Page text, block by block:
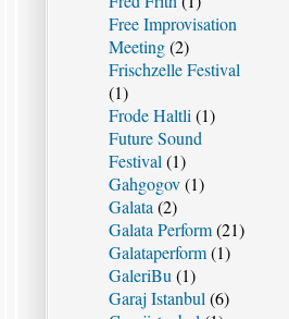
Free Improvisation
Meeting(2)
Frischzelle Festival
(1)
Frode Haltli (1)
Future Sound
Festival (1)
Gahgogov(1)
Galata (2)
Galata Perform(21)
Galataperform(1)
GaleriBu (1)
Garaj Istanbul (6)